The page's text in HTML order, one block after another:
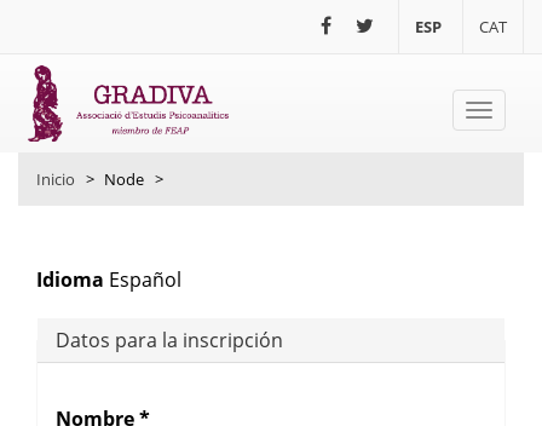
ESP CAT
Toggle
Inicio > Node >
Idioma Español
Datos para la inscripción
Nombre*